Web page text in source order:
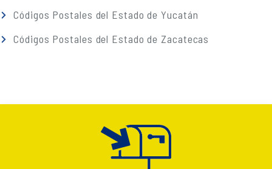
Códigos Postales del Estado de Yucatán
Códigos Postales del Estado de Zacatecas